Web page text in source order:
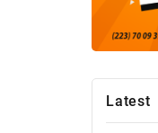
Latest